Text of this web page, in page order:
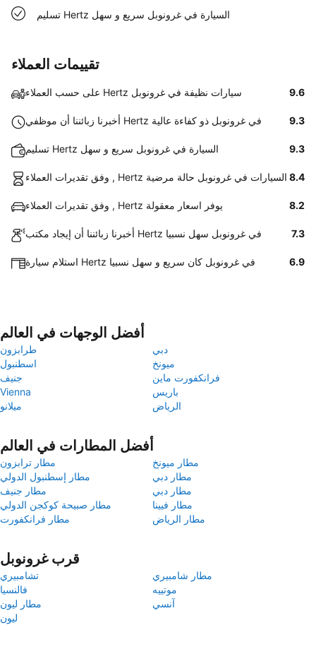
تسليم Hertz السيارة في غرونوبل سريع و سهل
تقييمات العملاء
على حسب العملاء Hertz سيارات نظيفة في غرونوبل 9.6
أخبرنا زبائننا أن موظفي Hertz في غرونوبل ذو كفاءة عالية 9.3
تسليم Hertz السيارة في غرونوبل سريع و سهل 9.3
وفق تقديرات العملاء , Hertz السيارات في غرونوبل حالة مرضية 8.4
وفق تقديرات العملاء , Hertz يوفر اسعار معقولة 8.2
أخبرنا زبائننا أن إيجاد مكتب Hertz في غرونوبل سهل نسبيا 7.3
استلام سيارة Hertz في غرونوبل كان سريع و سهل نسبيا 6.9
أفضل الوجهات في العالم
طرابزون
دبي
اسطنبول
ميونخ
جنيف
فرانكفورت ماين
Vienna
باريس
ميلانو
الرياض
أفضل المطارات في العالم
مطار ترابزون
مطار ميونخ
مطار إسطنبول الدولي
مطار دبي
مطار جنيف
مطار دبي
مطار صبيحة كوكجن الدولي
مطار فيينا
مطار فرانكفورت
مطار الرياض
قرب غرونوبل
تشامبيري
مطار شامبيري
فالنسيا
موتييه
مطار ليون
آنسي
ليون